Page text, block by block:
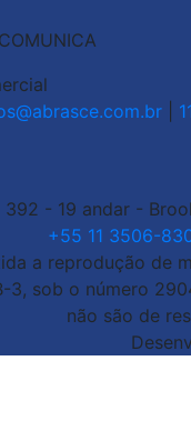
392 - 19 andar -
+55 11 3506-
a reprodução de
3, sob o número
não são de